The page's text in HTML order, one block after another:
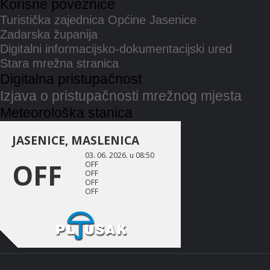
Korisne poveznice
Turistička zajednica Općine Jasenice
Zadarska županija
Digitalni informacijsko-dokumentacijski ured
Stara mrežna stranica
Digitalna pristupačnost
Izjava o pristupačnosti mrežnog mjesta
Meteorološka stanica